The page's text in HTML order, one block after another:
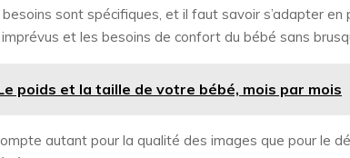
sont spécifiques, et il faut savoir s’adapter
et les besoins de confort du bébé sans
poids et la taille de votre bébé, mois par mois
autant pour la qualité des images que pour le